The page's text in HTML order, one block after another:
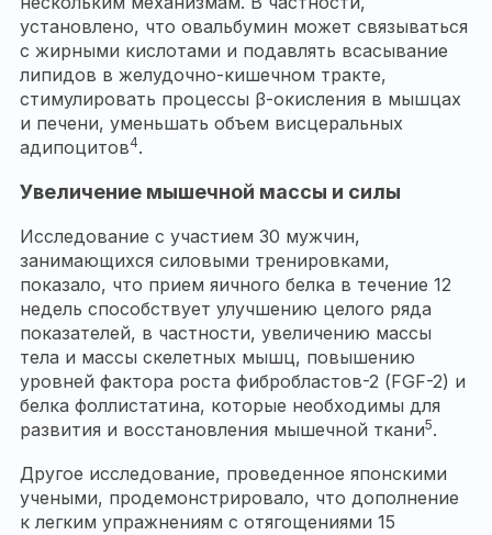
установлено, что овальбумин может связываться
с жирными кислотами и подавлять всасывание
липидов в желудочно-кишечном тракте,
стимулировать процессы β-окисления в мышцах
и печени, уменьшать объем висцеральных
адипоцитов4.
Увеличение мышечной массы и силы
Исследование с участием 30 мужчин,
занимающихся силовыми тренировками,
показало, что прием яичного белка в течение 12
недель способствует улучшению целого ряда
показателей, в частности, увеличению массы
тела и массы скелетных мышц, повышению
уровней фактора роста фибробластов-2 (FGF-2) и
белка фоллистатина, которые необходимы для
развития и восстановления мышечной ткани5.
Другое исследование, проведенное японскими
учеными, продемонстрировало, что дополнение
к легким упражнениям с отягощениями 15